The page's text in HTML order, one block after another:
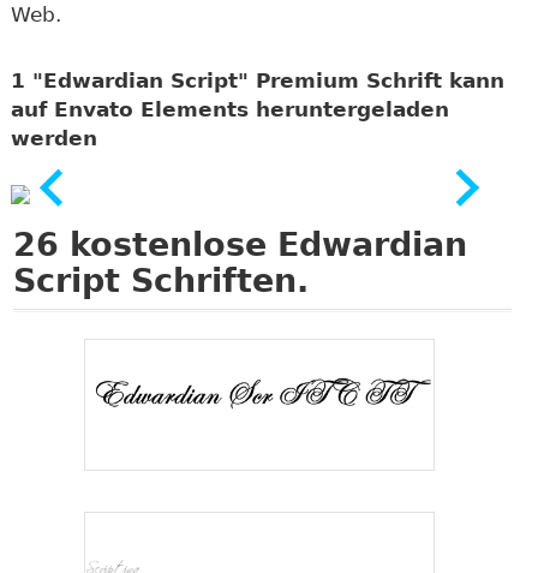
Web.
1 "Edwardian Script" Premium Schrift kann
auf Envato Elements heruntergeladen
werden
26 kostenlose Edwardian
Script Schriften.